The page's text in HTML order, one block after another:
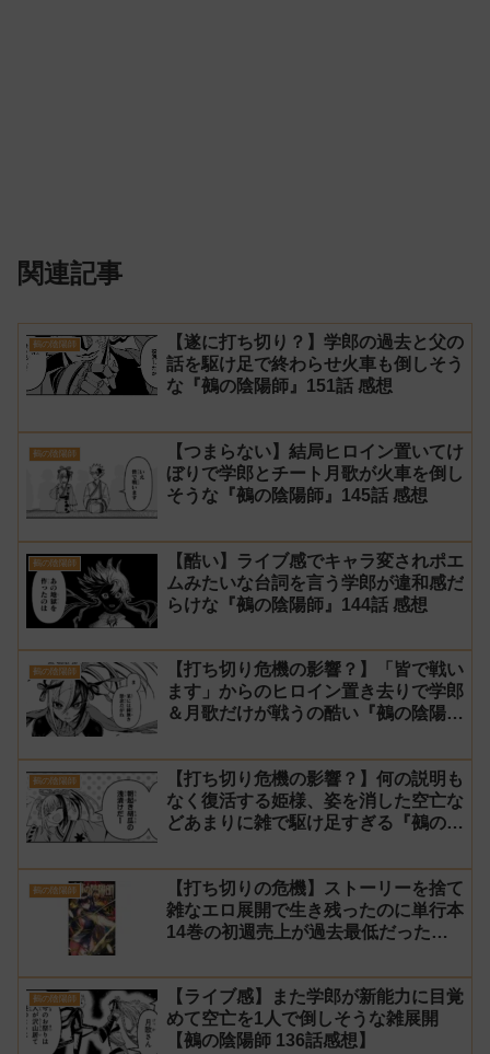
関連記事
鵺の陰陽師
【遂に打ち切り？】学郎の過去と父の
話を駆け足で終わらせ火車も倒しそう
な『鵺の陰陽師』151話 感想
鵺の陰陽師
【つまらない】結局ヒロイン置いてけ
ぼりで学郎とチート月歌が火車を倒し
そうな『鵺の陰陽師』145話 感想
鵺の陰陽師
【酷い】ライブ感でキャラ変されポエ
ムみたいな台詞を言う学郎が違和感だ
らけな『鵺の陰陽師』144話 感想
鵺の陰陽師
【打ち切り危機の影響？】「皆で戦い
ます」からのヒロイン置き去りで学郎
＆月歌だけが戦うの酷い『鵺の陰陽
鵺の陰陽師
【打ち切り危機の影響？】何の説明も
なく復活する姫様、姿を消した空亡な
どあまりに雑で駆け足すぎる『鵺の陰
鵺の陰陽師
【打ち切りの危機】ストーリーを捨て
雑なエロ展開で生き残ったのに単行本
14巻の初週売上が過去最低だった
鵺の陰陽師
【ライブ感】また学郎が新能力に目覚
めて空亡を1人で倒しそうな雑展開
【鵺の陰陽師 136話感想】